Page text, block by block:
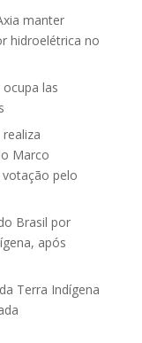
manter
hidroelétrica no
las
Marco
pelo
Brasil por
após
Terra Indígena